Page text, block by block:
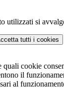
utilizzati si
tutti i cookies
quali cookie
il
al